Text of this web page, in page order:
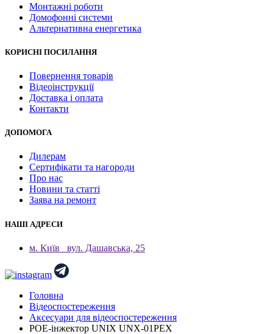
Монтажні роботи
Домофонні системи
Альтернативна енергетика
КОРИСНІ ПОСИЛАННЯ
Повернення товарів
Відеоінструкції
Доставка і оплата
Контакти
ДОПОМОГА
Дилерам
Сертифікати та нагороди
Про нас
Новини та статті
Заява на ремонт
НАШІ АДРЕСИ
м. Київ вул. Дашавська, 25
Головна
Відеоспостереження
Аксесуари для відеоспостереження
POE-інжектор UNIX UNX-01PEX